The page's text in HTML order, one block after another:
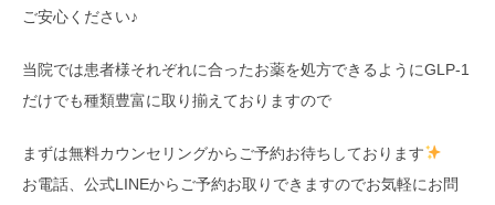
ご安心ください♪
当院では患者様それぞれに合ったお薬を処方できるようにGLP-1
だけでも種類豊富に取り揃えておりますので
まずは無料カウンセリングからご予約お待ちしております
お電話、公式LINEからご予約お取りできますのでお気軽にお問